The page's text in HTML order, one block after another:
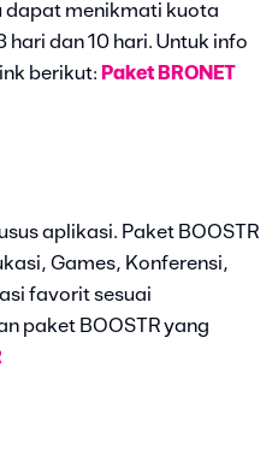
dapat menikmati kuota
dan 10 hari. Untuk info
berikut: Paket BRONET
aplikasi. Paket BOOSTR
Games, Konferensi,
favorit sesuai
paket BOOSTR yang